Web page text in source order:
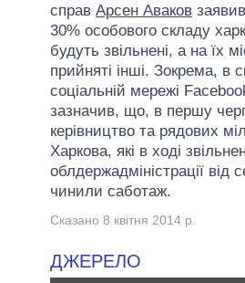
ВСІ ПЕРСОНИ
справ Арсен Аваков
30% особового складу
будуть звільнені, а на їх
прийняті інші. Зокрема, в
соціальній мережі
зазначив, що, в першу
керівництво та рядових
Харкова, які в ході
облдержадміністрації від
чинили саботаж.
Сказано 8 квітня 2014 р.
ДЖЕРЕЛО